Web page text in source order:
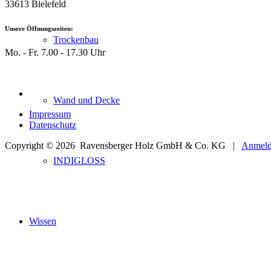
Trockenbau
Wand und Decke
INDIGLOSS
Wissen
33613 Bielefeld
Unsere Öffnungszeiten:
Mo. - Fr. 7.00 - 17.30 Uhr
Impressum
Datenschutz
Copyright © 2026 Ravensberger Holz GmbH & Co. KG |